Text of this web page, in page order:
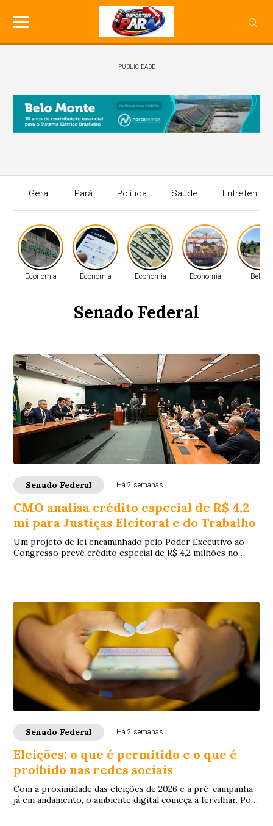
PUBLICIDADE
Geral Pará Política Saúde
Economia Economia Economia Economia Belém
Senado Federal
Senado Federal Há 2 semanas
CMO analisa crédito especial de R$ 4,2
mi para Justiças Eleitoral e do Trabalho
Um projeto de lei encaminhado pelo Poder Executivo ao
Congresso prevê crédito especial de R$ 4,2 milhões no
Senado Federal Há 2 semanas
Eleições: o que é permitido e o que é
proibido nas redes sociais
Com a proximidade das eleições de 2026 e a pré-campanha
já em andamento, o ambiente digital começa a fervilhar. Por